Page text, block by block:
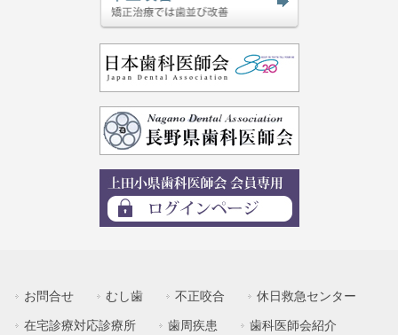
お問合せ むし歯 不正咬合 休日救急センター
在宅診療対応診療所 歯周疾患 歯科医師会紹介